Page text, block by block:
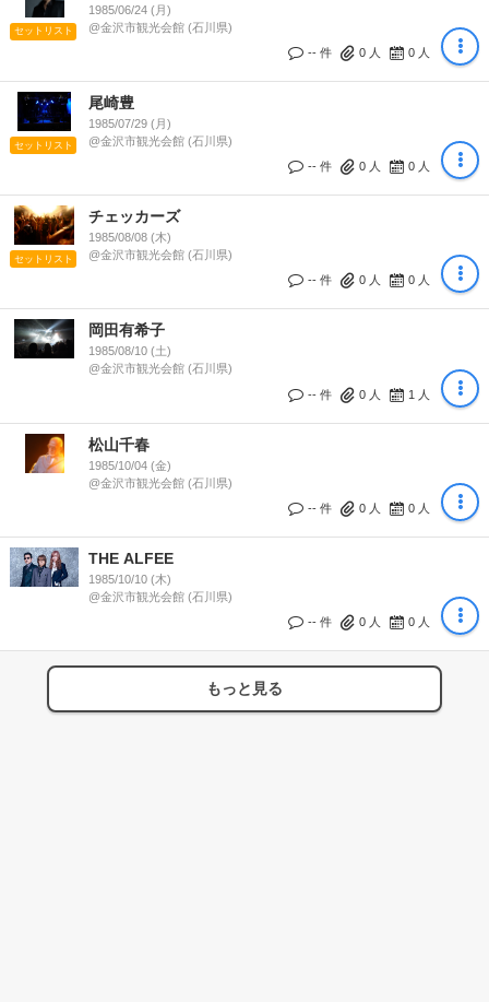
セットリスト
1985/06/24 (月)
@金沢市観光会館 (石川県)
-- 件
0 人 0 人
セットリスト
尾崎豊
1985/07/29 (月)
@金沢市観光会館 (石川県)
-- 件
0 人 0 人
セットリスト
チェッカーズ
1985/08/08 (木)
@金沢市観光会館 (石川県)
-- 件
0 人 0 人
岡田有希子
1985/08/10 (土)
@金沢市観光会館 (石川県)
-- 件
0 人 1 人
松山千春
1985/10/04 (金)
@金沢市観光会館 (石川県)
-- 件
0 人 0 人
THE ALFEE
1985/10/10 (木)
@金沢市観光会館 (石川県)
-- 件
0 人 0 人
もっと見る